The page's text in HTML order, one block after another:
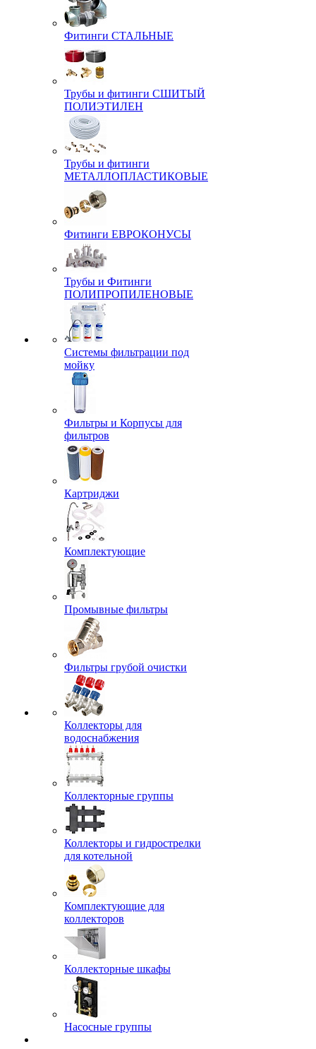
Фитинги СТАЛЬНЫЕ
Трубы и фитинги СШИТЫЙ
ПОЛИЭТИЛЕН
Трубы и фитинги
МЕТАЛЛОПЛАСТИКОВЫЕ
Фитинги ЕВРОКОНУСЫ
Трубы и Фитинги
ПОЛИПРОПИЛЕНОВЫЕ
Системы фильтрации под
мойку
Фильтры и Корпусы для
фильтров
Картриджи
Комплектующие
Промывные фильтры
Фильтры грубой очистки
Коллекторы для
водоснабжения
Коллекторные группы
Коллекторы и гидрострелки
для котельной
Комплектующие для
коллекторов
Коллекторные шкафы
Насосные группы